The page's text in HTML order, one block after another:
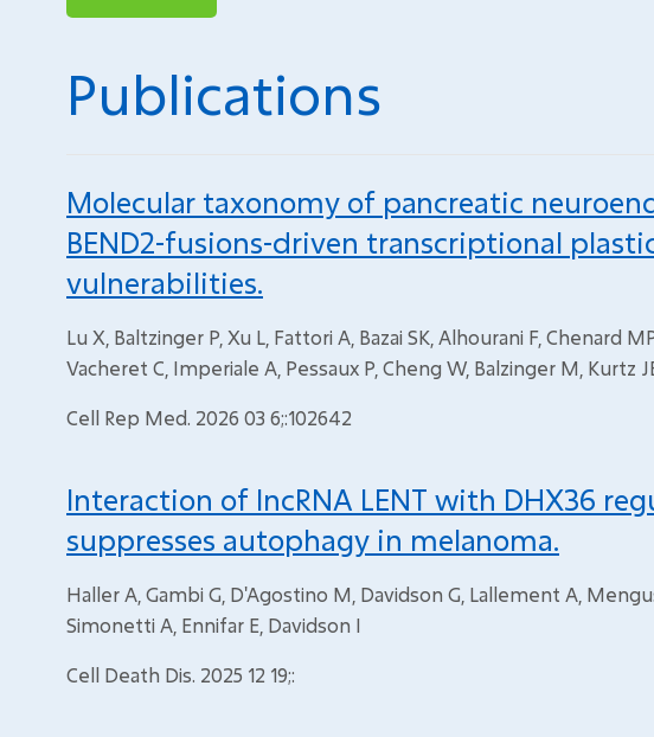
Publications
Molecular taxonomy of pancreatic
BEND2-fusions-driven transcriptional
vulnerabilities.
Lu X, Baltzinger P, Xu L, Fattori A, Bazai SK, Alhourani F, Chenard
Vacheret C, Imperiale A, Pessaux P, Cheng W, Balzinger M, Kurtz
Cell Rep Med. 2026 03 6;:102642
Interaction of lncRNA LENT with DHX36
suppresses autophagy in melanoma.
Haller A, Gambi G, D'Agostino M, Davidson G, Lallement A,
Simonetti A, Ennifar E, Davidson I
Cell Death Dis. 2025 12 19;: